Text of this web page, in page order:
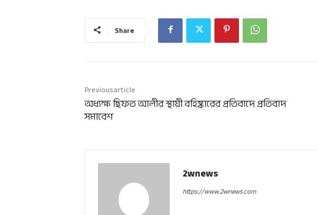
Share
Previous article
অধ্যক্ষ ছিফত আলীর স্থায়ী বহিষ্কারের প্রতিবাদে প্রতিবাদ
সমাবেশ
2wnews
https://www.2wnews.com